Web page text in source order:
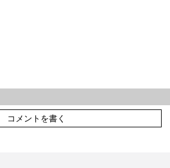
コメントを書く